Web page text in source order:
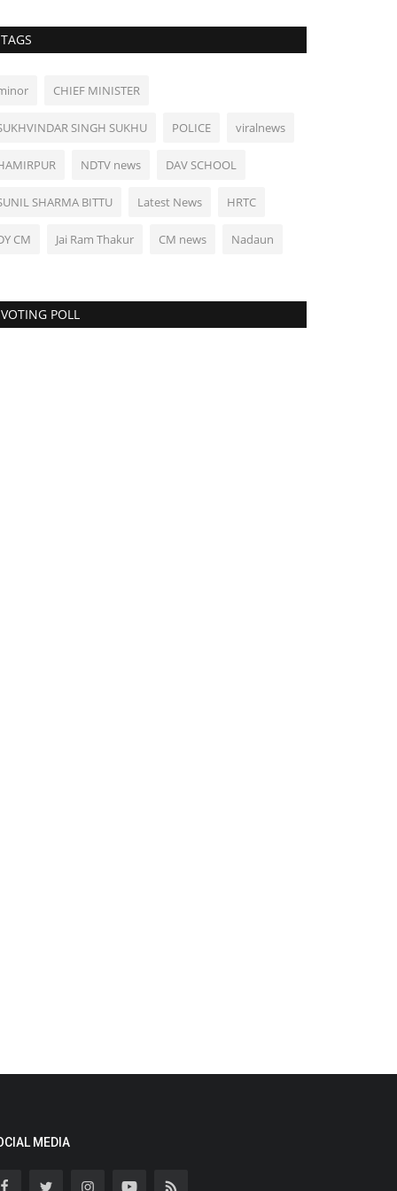
TAGS
CHIEF MINISTER
SINGH SUKHU POLICE viralnews
NDTV news DAV SCHOOL
SHARMA BITTU Latest News HRTC
CM Jai Ram Thakur CM news Nadaun
VOTING POLL
MEDIA